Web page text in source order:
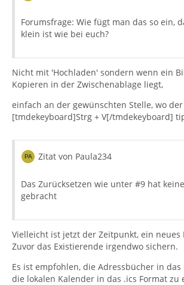
Forumsfrage: Wie fügt man das so ein,
klein ist wie bei euch?
Nicht mit 'Hochladen' sondern wenn ein
Kopieren in der Zwischenablage liegt,
einfach an der gewünschten Stelle, wo
[tmdekeyboard]Strg + V[/tmdekeyboard]
Zitat von Paula234
Das Zurücksetzen wie unter #9 hat
gebracht
Vielleicht ist jetzt der Zeitpunkt, ein neues
Zuvor das Existierende irgendwo sichern.
Es ist empfohlen, die Adressbücher in das
die lokalen Kalender in das .ics Format zu